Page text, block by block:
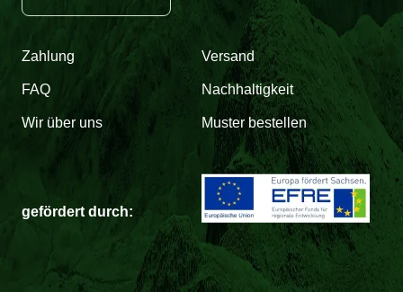
Zahlung Versand
FAQ Nachhaltigkeit
Wir über uns Muster bestellen
gefördert durch: